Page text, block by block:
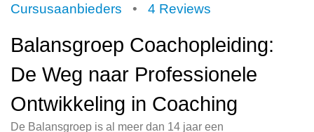
Cursusaanbieders • 4 Reviews
Balansgroep Coachopleiding:
De Weg naar Professionele
Ontwikkeling in Coaching
De Balansgroep is al meer dan 14 jaar een